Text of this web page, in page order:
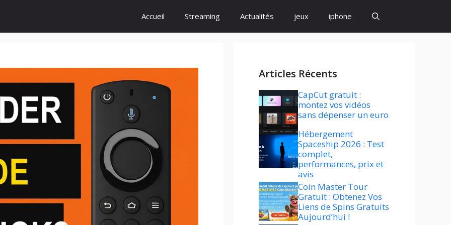
Accueil Streaming Actualités jeux iphone
Articles Récents
CapCut gratuit :
montez vos vidéos
sans dépenser un euro
Hébergement
Spaceship 2026 : Test
complet,
performances, prix et
avis
Coin Master Tour
Gratuit : Obtenez Vos
Liens de Spins Gratuits
Aujourd’hui !